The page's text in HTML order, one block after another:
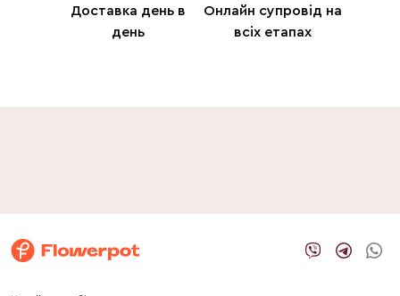
Доставка день в
день
Онлайн супровід на
всіх етапах